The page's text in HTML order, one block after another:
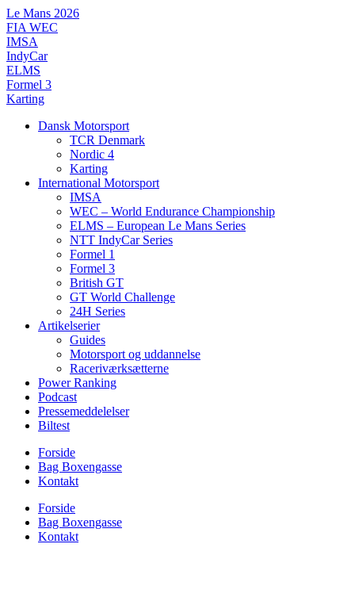
Videre
til
indhold
Le Mans 2026
FIA WEC
IMSA
IndyCar
ELMS
Formel 3
Karting
Dansk Motorsport
TCR Denmark
Nordic 4
Karting
International Motorsport
IMSA
WEC – World Endurance Championship
ELMS – European Le Mans Series
NTT IndyCar Series
Formel 1
Formel 3
British GT
GT World Challenge
24H Series
Artikelserier
Guides
Motorsport og uddannelse
Raceriværksætterne
Power Ranking
Podcast
Pressemeddelelser
Biltest
Forside
Bag Boxengasse
Kontakt
Forside
Bag Boxengasse
Kontakt